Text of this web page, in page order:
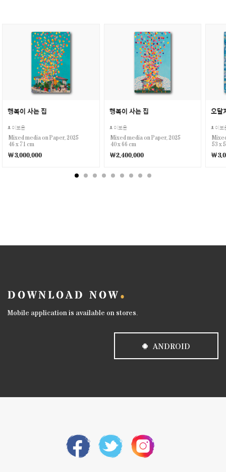
행복이 사는 집
이보윤
Mixed media on Paper, 2025
46 x 71 cm
￦3,000,000
행복이 사는 집
이보윤
Mixed media on Paper, 2025
40 x 66 cm
￦2,400,000
이보
53 x
￦
DOWNLOAD NOW
Mobile application is available on stores.
ANDROID